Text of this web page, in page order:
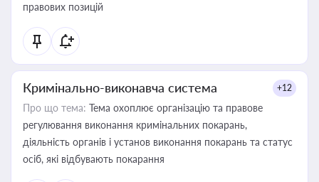
правових позицій
Кримінально-виконавча система +12
Про що тема: Тема охоплює організацію та правове
регулювання виконання кримінальних покарань,
діяльність органів і установ виконання покарань та статус
осіб, які відбувають покарання